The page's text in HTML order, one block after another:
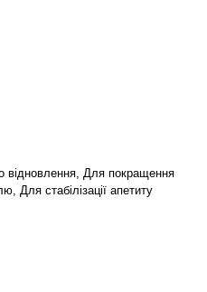
відновлення, Для покращення
Для стабілізації апетиту